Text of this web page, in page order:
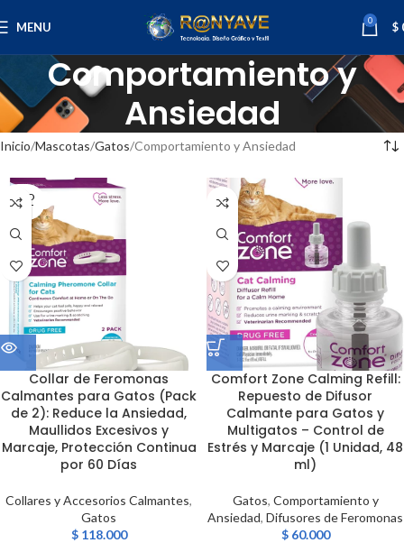
MENU 0 $
Comportamiento y
Ansiedad
Inicio Mascotas Gatos Comportamiento y Ansiedad
SOLD
OUT
Collar de Feromonas
Calmantes para Gatos (Pack
de 2): Reduce la Ansiedad,
Maullidos Excesivos y
Marcaje, Protección Continua
por 60 Días
Collares y Accesorios Calmantes,
Gatos
$118.000
Comfort Zone Calming Refill:
Repuesto de Difusor
Calmante para Gatos y
Multigatos – Control de
Estrés y Marcaje (1 Unidad, 48
ml)
Gatos, Comportamiento y
Ansiedad, Difusores de Feromonas
$60.000